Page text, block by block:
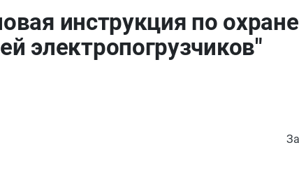
инструкция по
электропогрузчиков"